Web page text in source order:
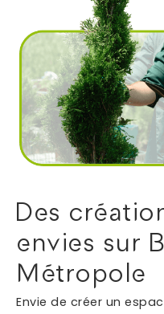
Des
envies sur
Métropole
Envie de créer un
Garde d'enfants
Jardinage
Petits travaux de
Autres services
Informations